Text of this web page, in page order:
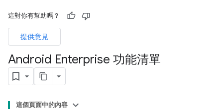
這對你有幫助嗎？
提供意見
Android Enterprise 功能清單
這個頁面中的內容